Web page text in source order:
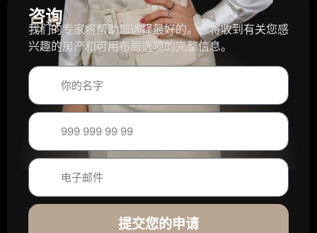
咨询
与专家
我们的专家将帮助您选择最好的。您将收到有关您感
兴趣的房产和可用布局选项的完整信息。
提交您的申请